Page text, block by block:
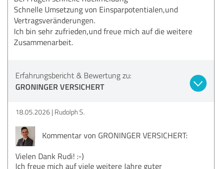
Schnelle Umsetzung von Einsparpotentialen,und
Vertragsveränderungen.
Ich bin sehr zufrieden,und freue mich auf die weitere
Zusammenarbeit.
Erfahrungsbericht & Bewertung zu:
GRONINGER VERSICHERT
18.05.2026 Rudolph S.
Kommentar von GRONINGER VERSICHERT:
Vielen Dank Rudi! :-)
Ich freue mich auf viele weitere Jahre guter